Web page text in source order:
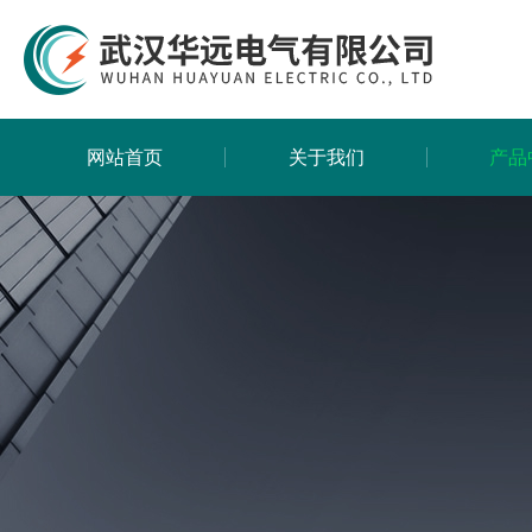
网站首页 关于我们 产品